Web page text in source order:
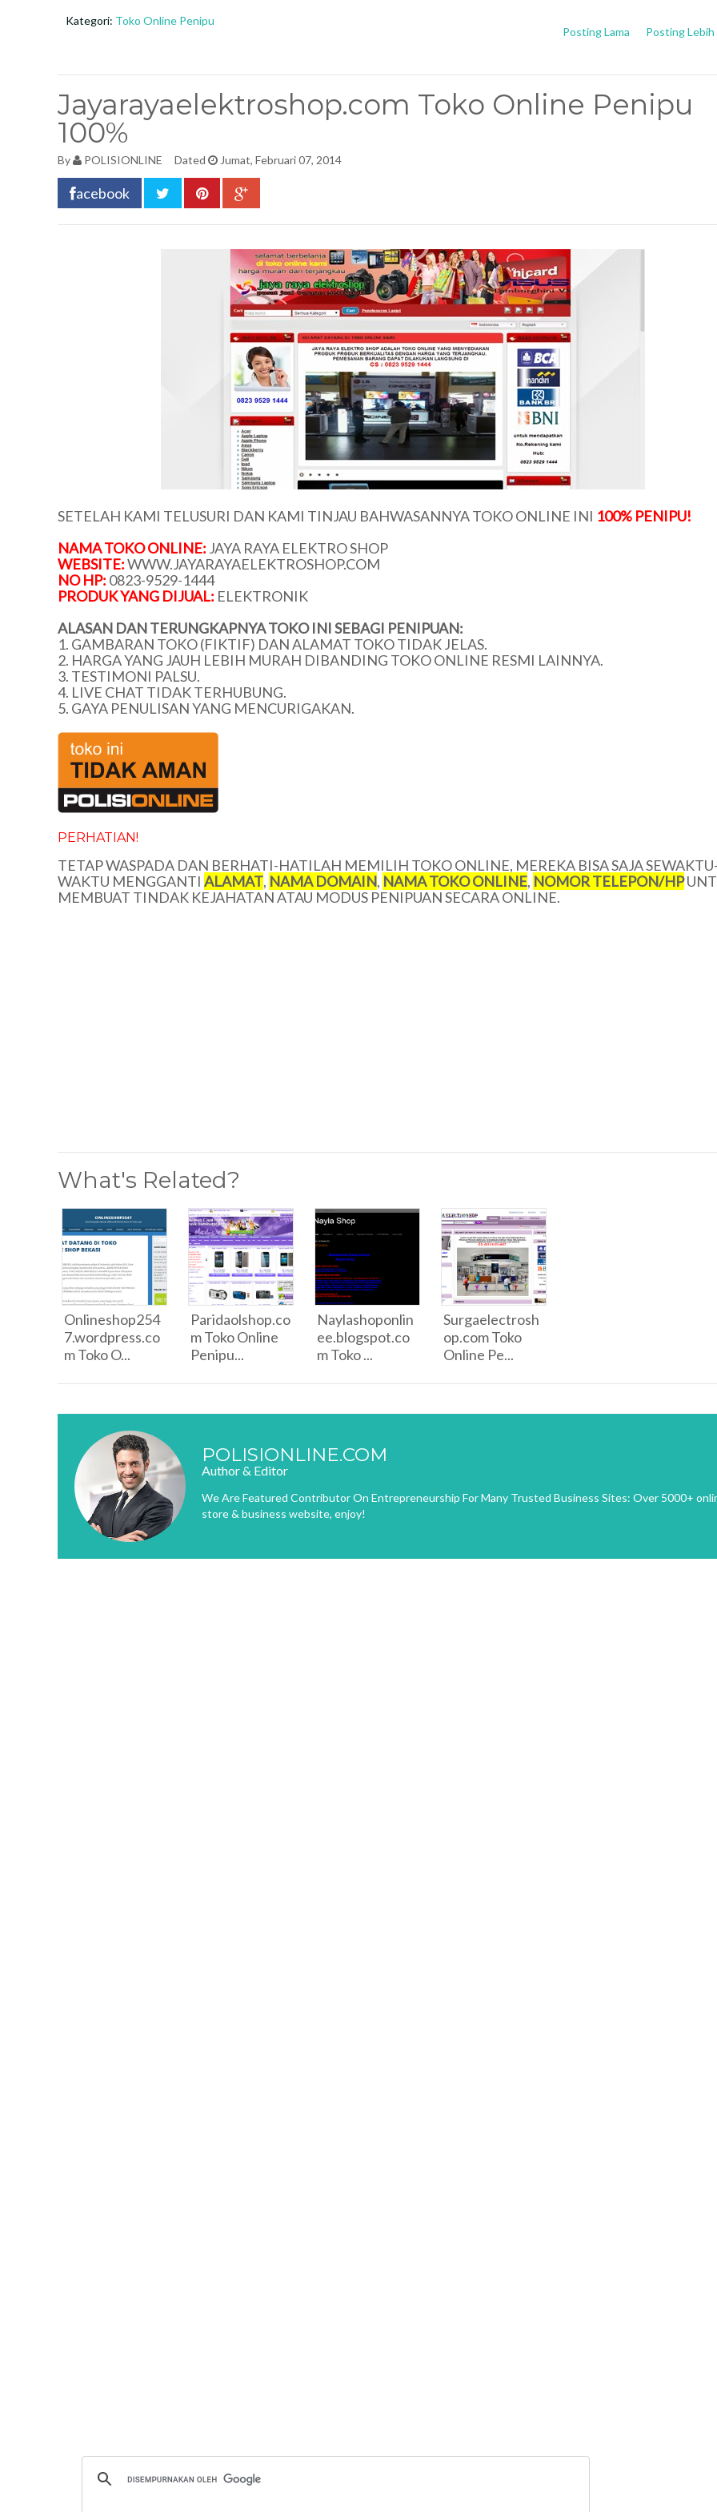
Kategori: Toko Online Penipu
Posting Lebih
Posting Lama
Jayarayaelektroshop.com Toko Online Penipu
100%
By POLISIONLINE Dated Jumat, Februari 07, 2014
acebook
SETELAH KAMI TELUSURI DAN KAMI TINJAU BAHWASANNYA TOKO ONLINE INI 100% PENIPU!
NAMA TOKO ONLINE: JAYA RAYA ELEKTRO SHOP
WEBSITE:WWW.JAYARAYAELEKTROSHOP.COM
NO HP: 0823-9529-1444
PRODUK YANG DIJUAL: ELEKTRONIK
ALASAN DAN TERUNGKAPNYA TOKO INI SEBAGI PENIPUAN:
1. GAMBARAN TOKO (FIKTIF) DAN ALAMAT TOKO TIDAK JELAS.
2. HARGA YANG JAUH LEBIH MURAH DIBANDING TOKO ONLINE RESMI LAINNYA.
3. TESTIMONI PALSU.
4. LIVE CHAT TIDAK TERHUBUNG.
5. GAYA PENULISAN YANG MENCURIGAKAN.
PERHATIAN!
TETAP WASPADA DAN BERHATI-HATILAH MEMILIH TOKO ONLINE, MEREKA BISA SAJA
WAKTU MENGGANTI ALAMAT, NAMA DOMAIN, NAMA TOKO ONLINE, NOMOR TELEPON/HP
MEMBUAT TINDAK KEJAHATAN ATAU MODUS PENIPUAN SECARA ONLINE.
What's Related?
Onlineshop254
7.wordpress.co
m Toko O...
Paridaolshop.co
m Toko Online
Penipu...
Naylashoponlin
ee.blogspot.co
m Toko ...
Surgaelectrosh
op.com Toko
Online Pe...
POLISIONLINE.COM
Author & Editor
We Are Featured Contributor On Entrepreneurship For Many Trusted Business Sites: Over 5000+
store & business website, enjoy!